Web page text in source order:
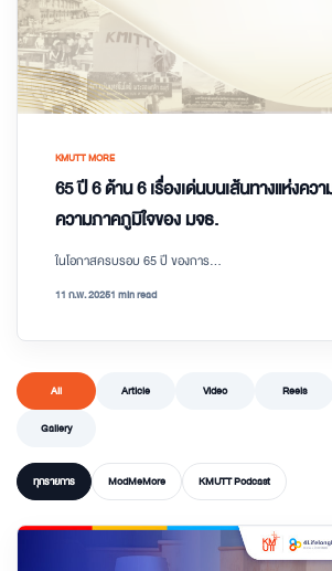
KMUTT MORE
65 ปี 6 ด้าน 6 เรื่องเด่นบนเส้นทางแห่งคว
ความภาคภูมิใจของ มจธ.
ในโอกาสครบรอบ 65 ปี ของการ...
11 ก.พ. 20251 min read
All Article Video Reels
Gallery
ทุกรายการ ModMeMore KMUTT Podcast